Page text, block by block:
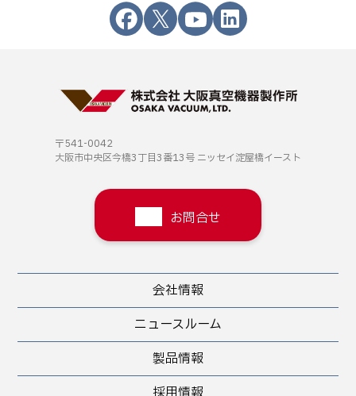
〒541-0042
大阪市中央区今橋3丁目3番13号 ニッセイ淀屋橋イースト
お問合せ
会社情報
ニュースルーム
製品情報